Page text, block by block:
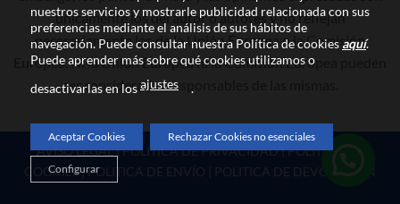
únicamente los del autor o autores y no reflejan
necesariamente los de la Unión Europea o la Comisión
Europea. Ni la Unión Europea ni la Comisión Europea pueden
ser consideradas responsables de las mismas.
AVISO LEGAL|POLITICA DE PRIVACIDAD|POLITICA DE
COOKIES|POLITICA DE ENVÍO POLITICA DE DEVOLUCIÓN
nuestros servicios y mostrarle publicidad relacionada con sus
preferencias mediante el análisis de sus hábitos de
navegación. Puede consultar nuestra Política de cookies aquí.
Puede aprender más sobre qué cookies utilizamos o
desactivarlas en losajustes .
Aceptar Cookies Rechazar Cookies no esenciales
Configurar